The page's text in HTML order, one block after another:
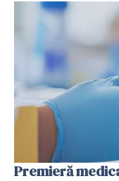
Premieră